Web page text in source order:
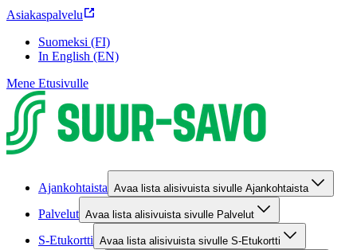
Asiakaspalvelu
Suomeksi (FI)
In English (EN)
Mene Etusivulle
Ajankohtaista Avaa lista alisivuista sivulle Ajankohtaista
Palvelut Avaa lista alisivuista sivulle Palvelut
S-Etukortti Avaa lista alisivuista sivulle S-Etukortti